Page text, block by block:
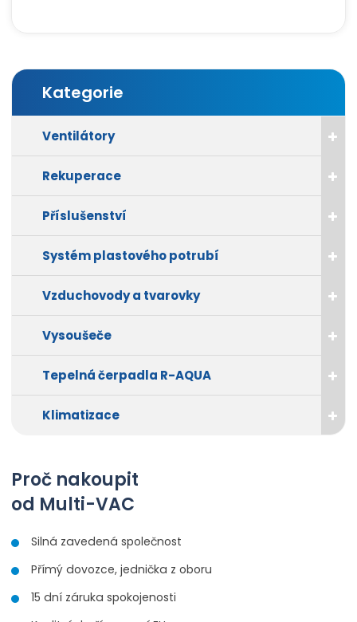
Kategorie
Ventilátory
Rekuperace
Příslušenství
Systém plastového potrubí
Vzduchovody a tvarovky
Vysoušeče
Tepelná čerpadla R-AQUA
Klimatizace
Proč nakoupit
od Multi-VAC
Silná zavedená společnost
Přímý dovozce, jednička z oboru
15 dní záruka spokojenosti